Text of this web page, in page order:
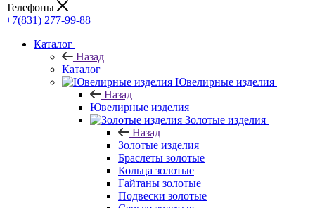
Телефоны
+7(831) 277-99-88
Каталог
Назад
Каталог
Ювелирные изделия
Назад
Ювелирные изделия
Золотые изделия
Назад
Золотые изделия
Браслеты золотые
Кольца золотые
Гайтаны золотые
Подвески золотые